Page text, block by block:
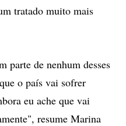
tratado muito mais
parte de nenhum desses
o país vai sofrer
eu ache que vai
resume Marina